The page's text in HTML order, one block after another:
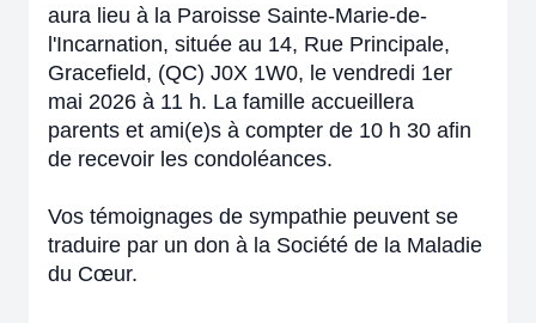
aura lieu à la Paroisse Sainte-Marie-de-
l'Incarnation, située au 14, Rue Principale,
Gracefield, (QC) J0X 1W0, le vendredi 1er
mai 2026 à 11 h. La famille accueillera
parents et ami(e)s à compter de 10 h 30 afin
de recevoir les condoléances.
Vos témoignages de sympathie peuvent se
traduire par un don à la Société de la Maladie
du Cœur.